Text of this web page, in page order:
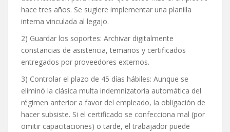
hace tres años. Se sugiere implementar una planilla
interna vinculada al legajo.
2) Guardar los soportes: Archivar digitalmente
constancias de asistencia, temarios y certificados
entregados por proveedores externos.
3) Controlar el plazo de 45 días hábiles: Aunque se
eliminó la clásica multa indemnizatoria automática del
régimen anterior a favor del empleado, la obligación de
hacer subsiste. Si el certificado se confecciona mal (por
omitir capacitaciones) o tarde, el trabajador puede